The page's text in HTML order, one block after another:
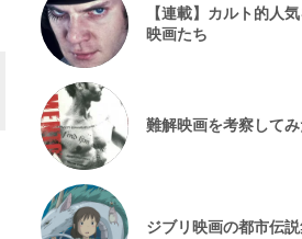
【連載】カルト的人
映画たち
難解映画を考察して
ジブリ映画の都市伝